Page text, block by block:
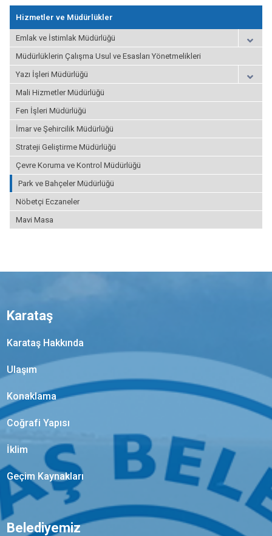
Hizmetler ve Müdürlükler
Emlak ve İstimlak Müdürlüğü
Müdürlüklerin Çalışma Usul ve Esasları Yönetmelikleri
Yazı İşleri Müdürlüğü
Mali Hizmetler Müdürlüğü
Fen İşleri Müdürlüğü
İmar ve Şehircilik Müdürlüğü
Strateji Geliştirme Müdürlüğü
Çevre Koruma ve Kontrol Müdürlüğü
Park ve Bahçeler Müdürlüğü
Nöbetçi Eczaneler
Mavi Masa
Karataş
Karataş Hakkında
Ulaşım
Konaklama
Coğrafi Yapısı
İklim
Geçim Kaynakları
Belediyemiz